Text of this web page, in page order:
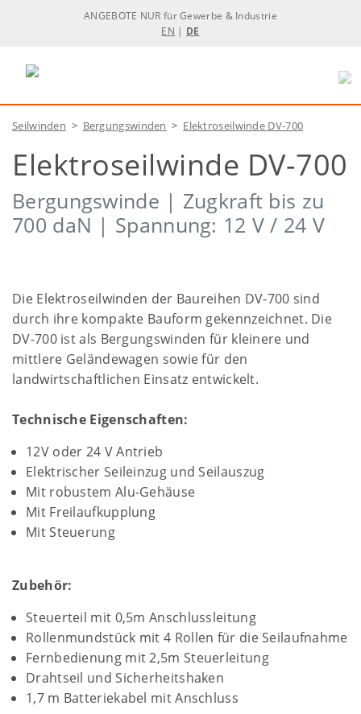
ANGEBOTE NUR für Gewerbe & Industrie
EN | DE
Seilwinden > Bergungswinden > Elektroseilwinde DV-700
Elektroseilwinde DV-700
Bergungswinde | Zugkraft bis zu
700 daN | Spannung: 12 V / 24 V
Die Elektroseilwinden der Baureihen DV-700 sind
durch ihre kompakte Bauform gekennzeichnet. Die
DV-700 ist als Bergungswinden für kleinere und
mittlere Geländewagen sowie für den
landwirtschaftlichen Einsatz entwickelt.
Technische Eigenschaften:
12V oder 24 V Antrieb
Elektrischer Seileinzug und Seilauszug
Mit robustem Alu-Gehäuse
Mit Freilaufkupplung
Mit Steuerung
Zubehör:
Steuerteil mit 0,5m Anschlussleitung
Rollenmundstück mit 4 Rollen für die Seilaufnahme
Fernbedienung mit 2,5m Steuerleitung
Drahtseil und Sicherheitshaken
1,7 m Batteriekabel mit Anschluss